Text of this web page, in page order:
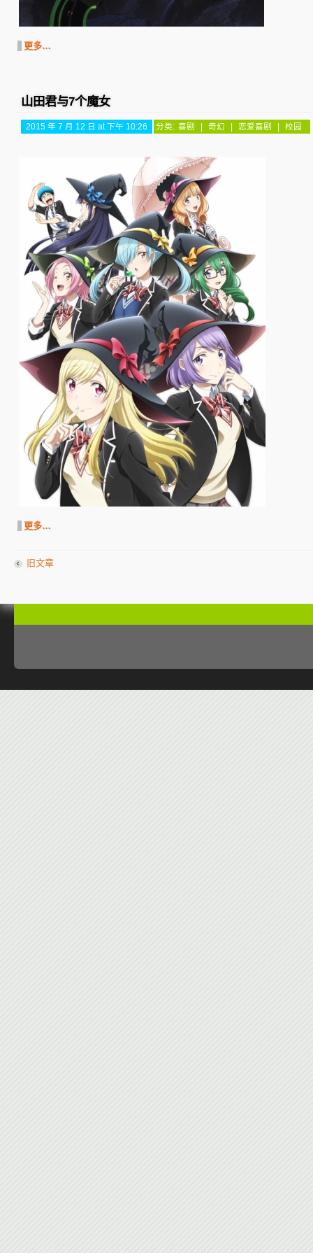
更多…
山田君与7个魔女
2015 年 7 月 12 日 at 下午 10:26 分类: 喜剧 | 奇幻 | 恋爱喜剧 | 校园
更多…
旧文章